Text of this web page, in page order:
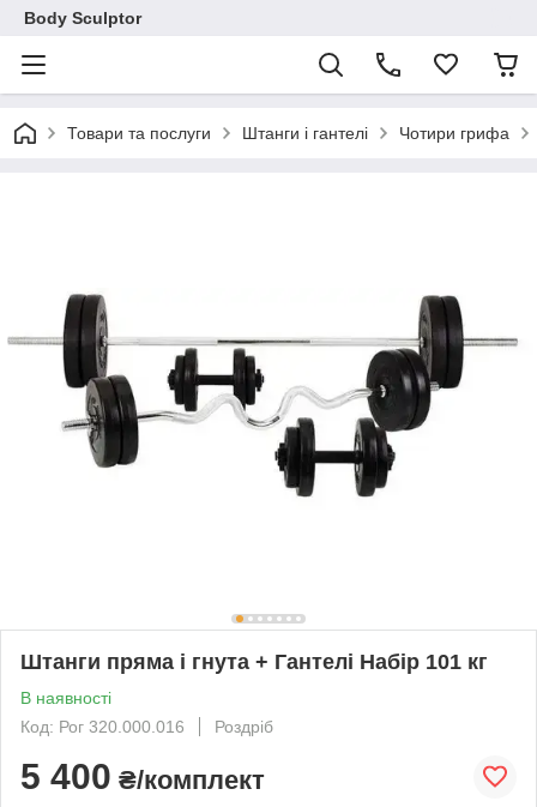
Body Sculptor
Товари та послуги Штанги і гантелі Чотири грифа
Штанги пряма і гнута + Гантелі Набір 101 кг
В наявності
Код: Рог 320.000.016
Роздріб
5 400 ₴/комплект